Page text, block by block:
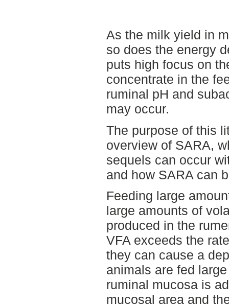
As the milk yield in
so does the energy
puts high focus on
concentrate in the
ruminal pH and
may occur.
The purpose of this
overview of SARA,
sequels can occur
and how SARA can
Feeding large
large amounts of
produced in the
VFA exceeds the
they can cause a
animals are fed
ruminal mucosa is
mucosal area and